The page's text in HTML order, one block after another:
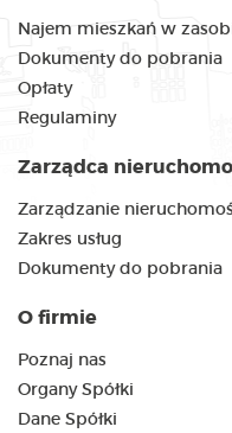
Najem mieszkań w
Dokumenty do pobrania
Opłaty
Regulaminy
Zarządca
Zarządzanie
Zakres usług
Dokumenty do pobrania
O firmie
Poznaj nas
Organy Spółki
Dane Spółki